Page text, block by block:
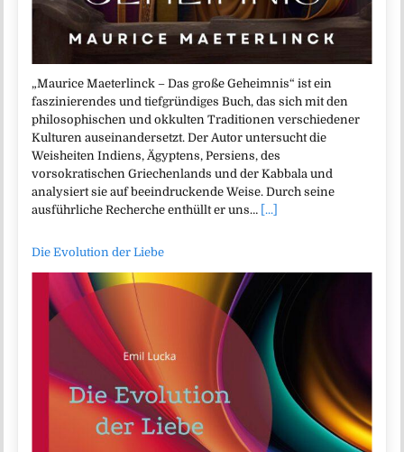
„Maurice Maeterlinck – Das große Geheimnis“ ist ein
faszinierendes und tiefgründiges Buch, das sich mit den
philosophischen und okkulten Traditionen verschiedener
Kulturen auseinandersetzt. Der Autor untersucht die
Weisheiten Indiens, Ägyptens, Persiens, des
vorsokratischen Griechenlands und der Kabbala und
analysiert sie auf beeindruckende Weise. Durch seine
ausführliche Recherche enthüllt er uns… [...]
Die Evolution der Liebe